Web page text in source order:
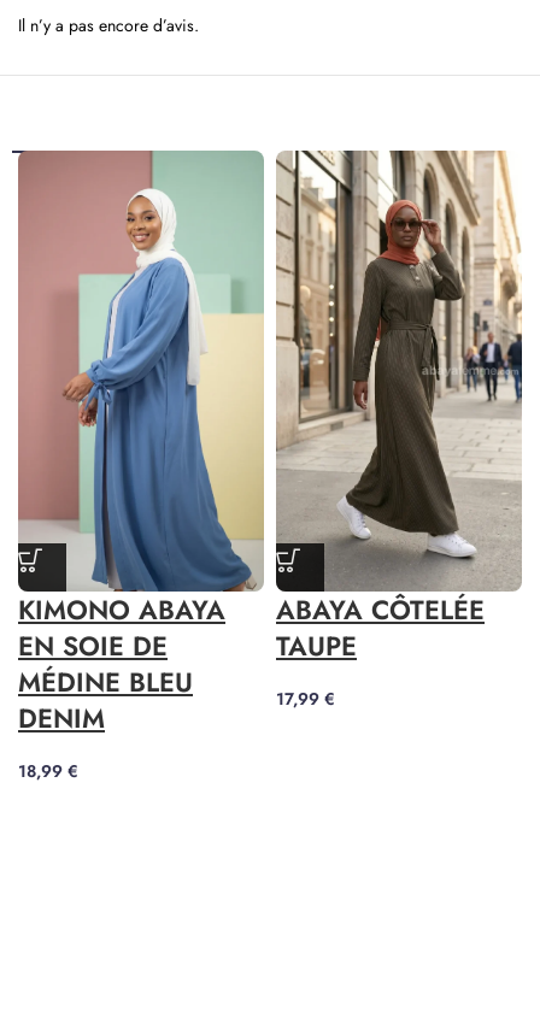
Il n’y a pas encore d’avis.
KIMONO ABAYA
EN SOIE DE
MÉDINE BLEU
DENIM
18,99 €
ABAYA CÔTELÉE
TAUPE
17,99 €